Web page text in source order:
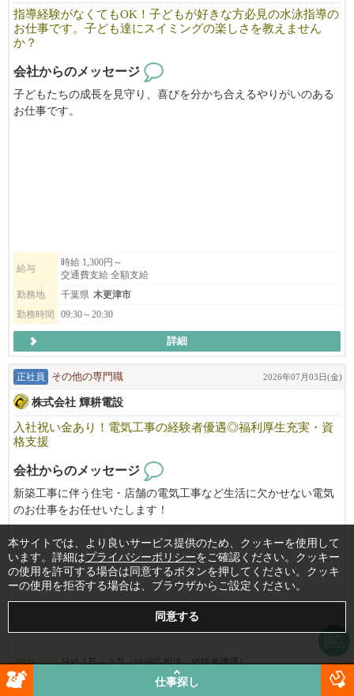
館のご都合により中止になる可能性がございます。
スケジュールはこちらからご確認いただけます。詳しくはご覧く
ださい。
指導経験がなくてもOK！子どもが好きな方必見の水泳指導の
お仕事です。子ども達にスイミングの楽しさを教えません
か？
会社からのメッセージ
子どもたちの成長を見守り、喜びを分かち合えるやりがいのある
お仕事です。
ご応募お待ちしております！
給与
時給 1,300円～
交通費支給 全額支給
勤務地
千葉県 木更津市
勤務時間
09:30～20:30
詳細
正社員 その他の専門職 2026年07月03日(金)
株式会社 輝耕電設
入社祝い金あり！電気工事の経験者優遇◎福利厚生充実・資
格支援
会社からのメッセージ
新築工事に伴う住宅・店舗の電気工事など生活に欠かせない電気
のお仕事をお任せいたします！
充実した研修制度で、１つ１つ丁寧に教えます、未経験でもご安
心ください！
経験者の方は高待遇でお迎えします。
「楽しく仕事をしよう」を合言葉に、和気あいあいとした職場
で、わからないことがあればすぐに聞ける環境にあります。
私たちと一緒に充実の日々を送りながら、手に職をつけてみませ
お気軽にお問い合わせください｡
TEL:080-5372-1000
給与
日給 1万～２万（詳細応相談、経験者優遇）
勤務地
仕事探し
本サイトでは、より良いサービス提供のため、クッキーを使用して
います。詳細はプライバシーポリシーをご確認ください。クッキー
の使用を許可する場合は同意するボタンを押してください。クッキ
ーの使用を拒否する場合は、ブラウザからご設定ください。